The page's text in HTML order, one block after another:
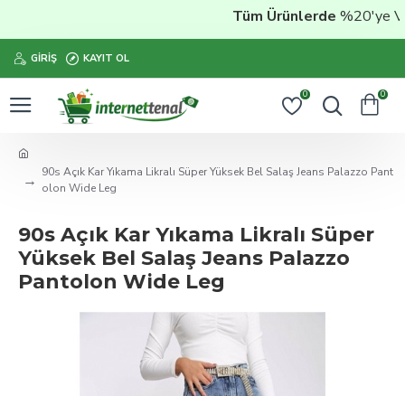
Tüm Ürünlerde%20'ye
GIRIŞ KAYIT OL
0 0
90s Açık Kar Yıkama Likralı Süper Yüksek Bel Salaş Jeans Palazzo Pant
olon Wide Leg
90s Açık Kar Yıkama Likralı Süper
Yüksek Bel Salaş Jeans Palazzo
Pantolon Wide Leg